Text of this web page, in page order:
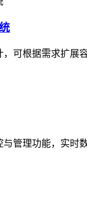
可根据需求扩展
管理功能，实时